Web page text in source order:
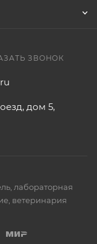
ЗВОНОК
дом 5,
лабораторная
ветеринария